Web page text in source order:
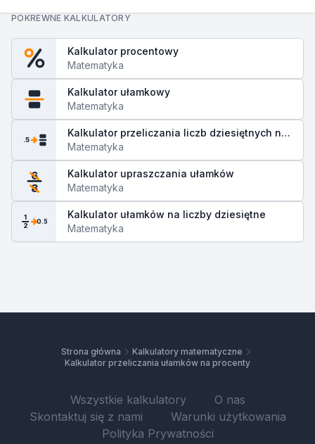
POKREWNE KALKULATORY
Kalkulator procentowy
Matematyka
Kalkulator ułamkowy
Matematyka
.5
Kalkulator przeliczania liczb dziesiętnych na
ułamki
Matematyka
6
8
Kalkulator upraszczania ułamków
Matematyka
1
2 0.5
Kalkulator ułamków na liczby dziesiętne
Matematyka
Strona główna
Kalkulatory matematyczne
Kalkulator przeliczania ułamków na procenty
Wszystkie kalkulatory
O nas
Skontaktuj się z nami
Warunki użytkowania
Polityka Prywatności